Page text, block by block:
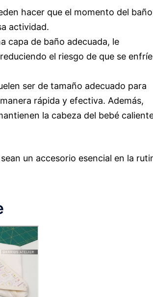
hacer que el momento del baño
actividad.
capa de baño adecuada, le
el riesgo de que se enfríe
ser de tamaño adecuado para
rápida y efectiva. Además,
la cabeza del bebé
un accesorio esencial en la